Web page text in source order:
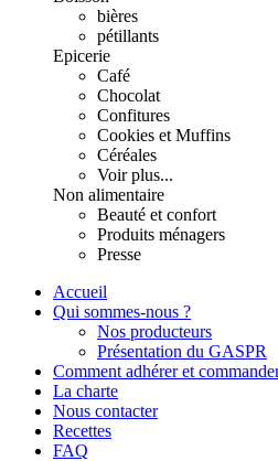
bières
pétillants
Epicerie
Café
Chocolat
Confitures
Cookies et Muffins
Céréales
Voir plus...
Non alimentaire
Beauté et confort
Produits ménagers
Presse
Accueil
Qui sommes-nous ?
Nos producteurs
Présentation du GASPR
Comment adhérer et
La charte
Nous contacter
Recettes
FAQ